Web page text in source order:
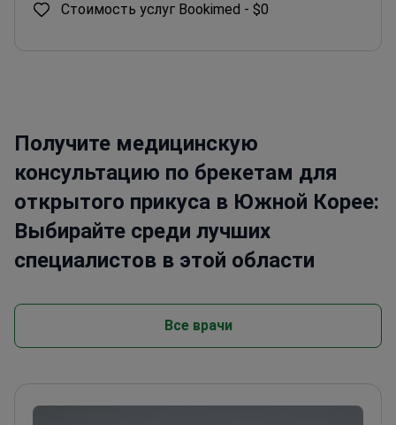
Стоимость услуг Bookimed - $0
Получите медицинскую
консультацию по брекетам для
открытого прикуса в Южной Корее:
Выбирайте среди лучших
специалистов в этой области
Все врачи